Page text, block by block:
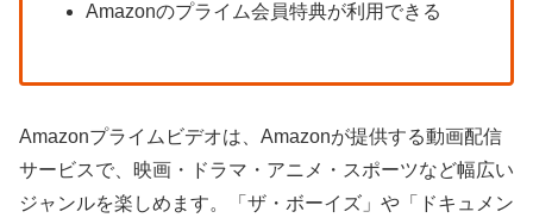
Amazonのプライム会員特典が利用できる
Amazonプライムビデオは、Amazonが提供する動画配信
サービスで、映画・ドラマ・アニメ・スポーツなど幅広い
ジャンルを楽しめます。「ザ・ボーイズ」や「ドキュメン